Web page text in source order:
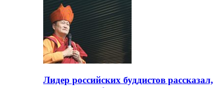
Лидер российских буддистов рассказал,